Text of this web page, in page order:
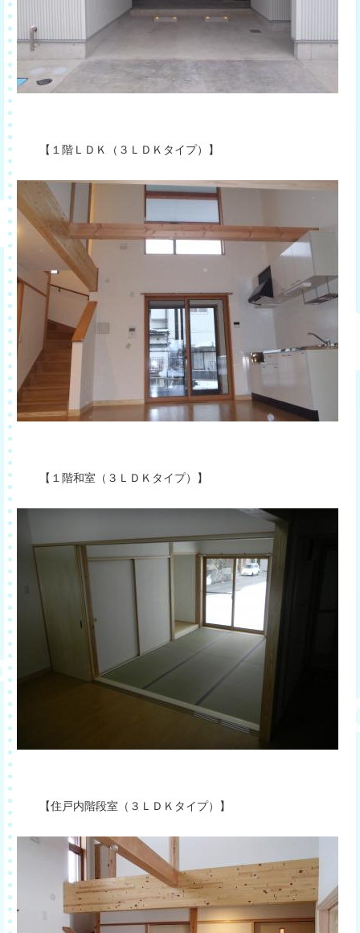
【１階ＬＤＫ（３ＬＤＫタイプ）】
【１階和室（３ＬＤＫタイプ）】
【住戸内階段室（３ＬＤＫタイプ）】